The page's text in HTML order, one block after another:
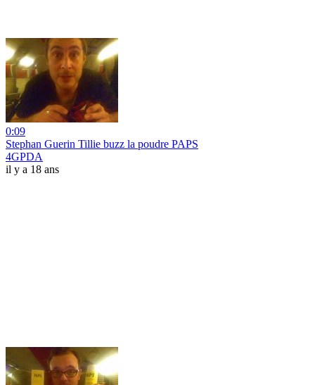
0:09
Stephan Guerin Tillie buzz la poudre PAPS
4GPDA
il y a 18 ans